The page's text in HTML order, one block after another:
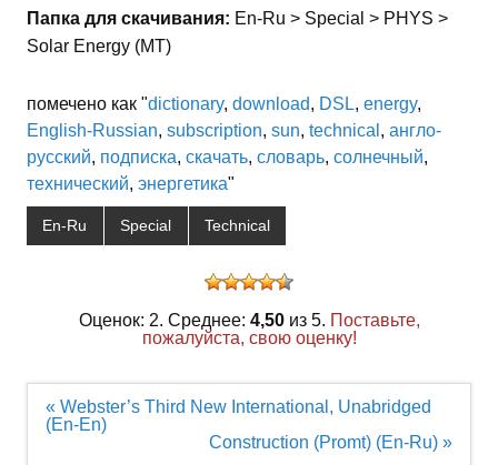
Папка для скачивания: En-Ru > Special > PHYS >
Solar Energy (MT)
помечено как "dictionary, download, DSL, energy,
English-Russian, subscription, sun, technical , англо-
русский, подписка, скачать, словарь, солнечный,
технический, энергетика"
En-Ru Special Technical
Оценок: 2. Среднее: 4,50из 5. Поставьте,
пожалуйста, свою оценку!
Навигация
по
« Webster’s Third New International, Unabridged
(En-En)
Construction (Promt) (En-Ru) »